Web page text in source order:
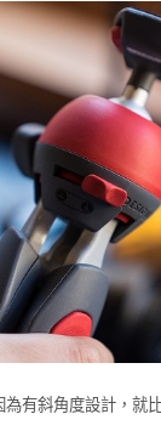
有斜角度設計，就